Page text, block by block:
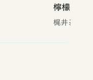
檸檬（新
梶井基次郎